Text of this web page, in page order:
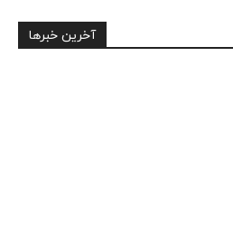
آخرین خبرها